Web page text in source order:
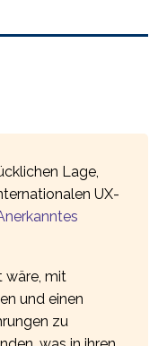
Lage,
UX-
wäre, mit
und einen
zu